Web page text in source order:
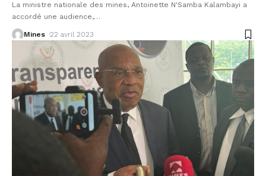
La ministre nationale des mines, Antoinette N'Samba Kalambayi a
accordé une audience,…
Mines 22 avril 2023